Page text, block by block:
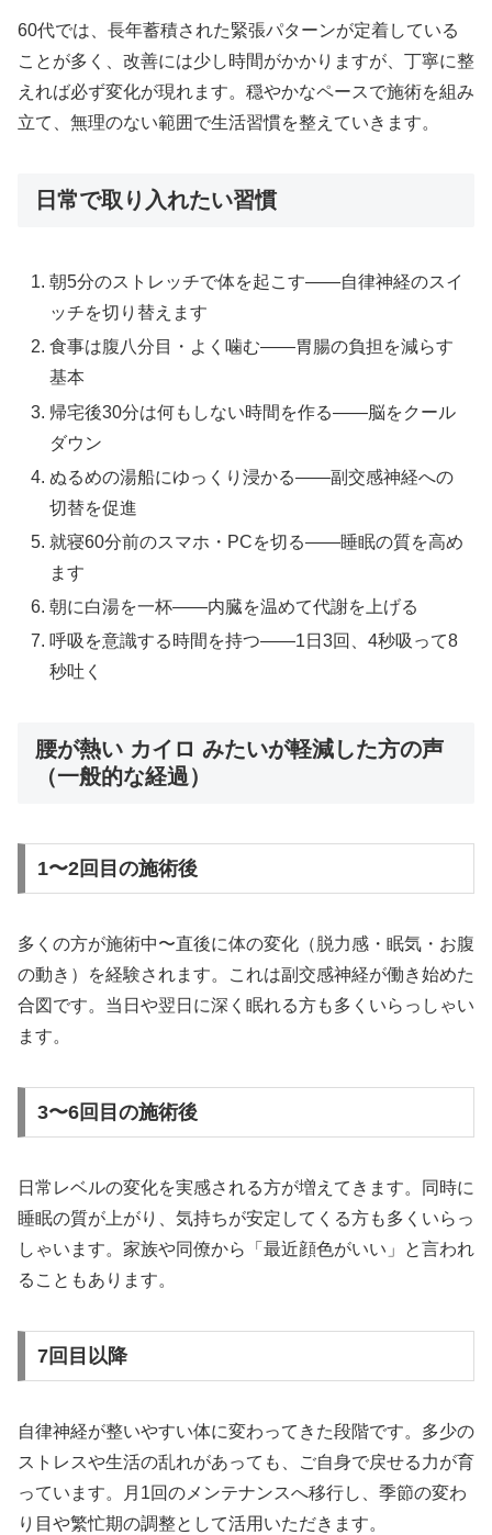
60代では、長年蓄積された緊張パターンが定着している
ことが多く、改善には少し時間がかかりますが、丁寧に整
えれば必ず変化が現れます。穏やかなペースで施術を組み
立て、無理のない範囲で生活習慣を整えていきます。
日常で取り入れたい習慣
朝5分のストレッチで体を起こす——自律神経のスイ
ッチを切り替えます
食事は腹八分目・よく噛む——胃腸の負担を減らす
基本
帰宅後30分は何もしない時間を作る——脳をクール
ダウン
ぬるめの湯船にゆっくり浸かる——副交感神経への
切替を促進
就寝60分前のスマホ・PCを切る——睡眠の質を高め
ます
朝に白湯を一杯——内臓を温めて代謝を上げる
呼吸を意識する時間を持つ——1日3回、4秒吸って8
秒吐く
腰が熱い カイロ みたいが軽減した方の声
（一般的な経過）
1〜2回目の施術後
多くの方が施術中〜直後に体の変化（脱力感・眠気・お腹
の動き）を経験されます。これは副交感神経が働き始めた
合図です。当日や翌日に深く眠れる方も多くいらっしゃい
ます。
3〜6回目の施術後
日常レベルの変化を実感される方が増えてきます。同時に
睡眠の質が上がり、気持ちが安定してくる方も多くいらっ
しゃいます。家族や同僚から「最近顔色がいい」と言われ
ることもあります。
7回目以降
自律神経が整いやすい体に変わってきた段階です。多少の
ストレスや生活の乱れがあっても、ご自身で戻せる力が育
っています。月1回のメンテナンスへ移行し、季節の変わ
り目や繁忙期の調整として活用いただきます。